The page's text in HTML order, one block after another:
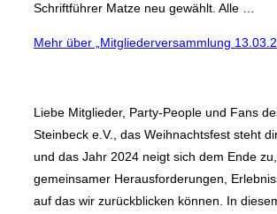
Schriftführer Matze neu gewählt. Alle …
Mehr über „Mitgliederversammlung
Liebe Mitglieder, Party-People und Fans
Steinbeck e.V., das Weihnachtsfest steht
und das Jahr 2024 neigt sich dem Ende
gemeinsamer Herausforderungen,
auf das wir zurückblicken können. In